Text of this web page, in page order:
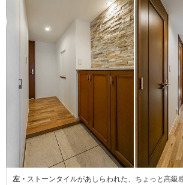
左・ ストーンタイルがあしらわれた、ちょっと高級